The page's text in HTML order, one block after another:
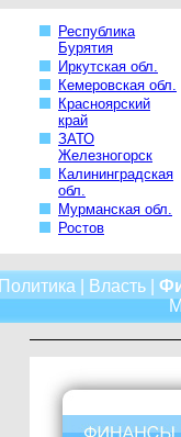
Республика
Бурятия
Иркутская обл.
Кемеровская обл.
Красноярский
край
ЗАТО
Железногорск
Калининградская
обл.
Мурманская обл.
Ростов
Политика Власть|